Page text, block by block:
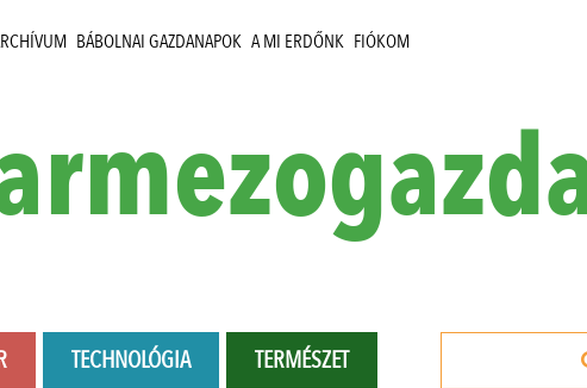
BÁBOLNAI GAZDANAPOK A MI ERDŐNK FIÓKOM
TECHNOLÓGIA TERMÉSZET